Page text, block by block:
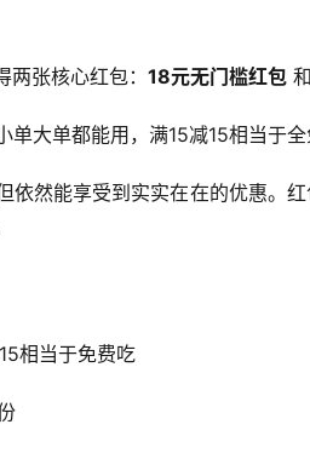
张核心红包： 18元无门槛红包 和
大单都能用，满15减15相当于全
然能享受到实实在在的优惠。
相当于免费吃